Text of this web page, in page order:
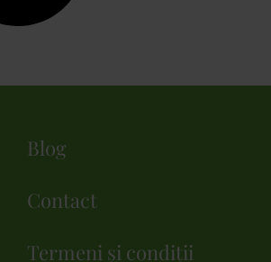
Blog
Contact
Termeni și condiții